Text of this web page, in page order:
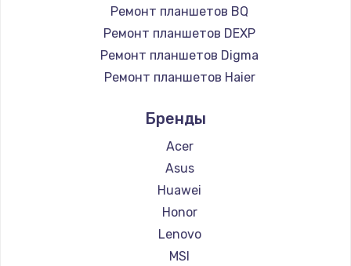
Ремонт планшетов BQ
Ремонт планшетов DEXP
Ремонт планшетов Digma
Ремонт планшетов Haier
Ремонт планшетов Prestigio
Ремонт планшетов Microsoft
Ремонт планшетов BlackView
Ремонт планшетов Amazon
Ремонт планшетов Aquarius
Ремонт планшетов Dell
Ремонт планшетов HP
Бренды
Acer
Asus
Huawei
Honor
Lenovo
MSI